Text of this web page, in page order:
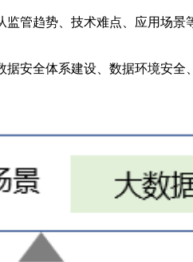
管趋势、技术难点、应用场景
据安全体系建设、数据环境安